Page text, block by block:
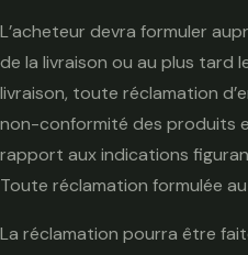
L’acheteur devra formuler
de la livraison ou au plus tard
livraison, toute réclamation
non-conformité des produits
rapport aux indications
Toute réclamation formulée
La réclamation pourra être